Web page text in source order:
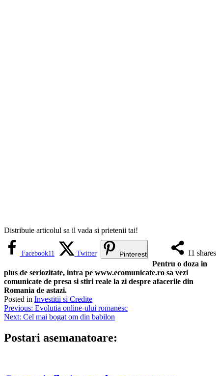
Distribuie articolul sa il vada si prietenii tai!
11 shares
Facebook11 Twitter Pinterest
Pentru o doza in
plus de seriozitate, intra pe www.ecomunicate.ro sa vezi
comunicate de presa si stiri reale la zi despre afacerile din
Romania de astazi.
Posted in Investitii si Credite
Navigare
în
articole
Previous: Evolutia online-ului romanesc
Next: Cel mai bogat om din babilon
Postari asemanatoare: